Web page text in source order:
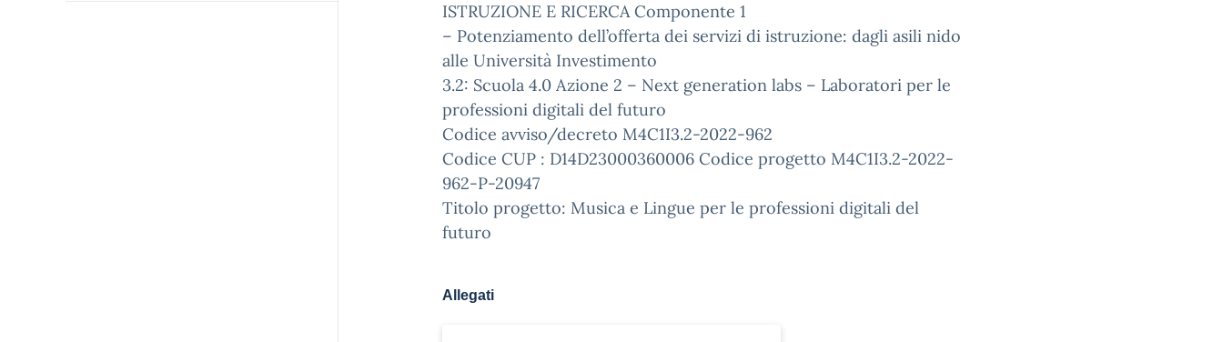
ISTRUZIONE E RICERCA Componente 1
– Potenziamento dell’offerta dei servizi di istruzione: dagli asili nido
alle Università Investimento
3.2: Scuola 4.0 Azione 2 – Next generation labs – Laboratori per le
professioni digitali del futuro
Codice avviso/decreto M4C1I3.2-2022-962
Codice CUP : D14D23000360006 Codice progetto M4C1I3.2-2022-
962-P-20947
Titolo progetto: Musica e Lingue per le professioni digitali del
futuro
Allegati